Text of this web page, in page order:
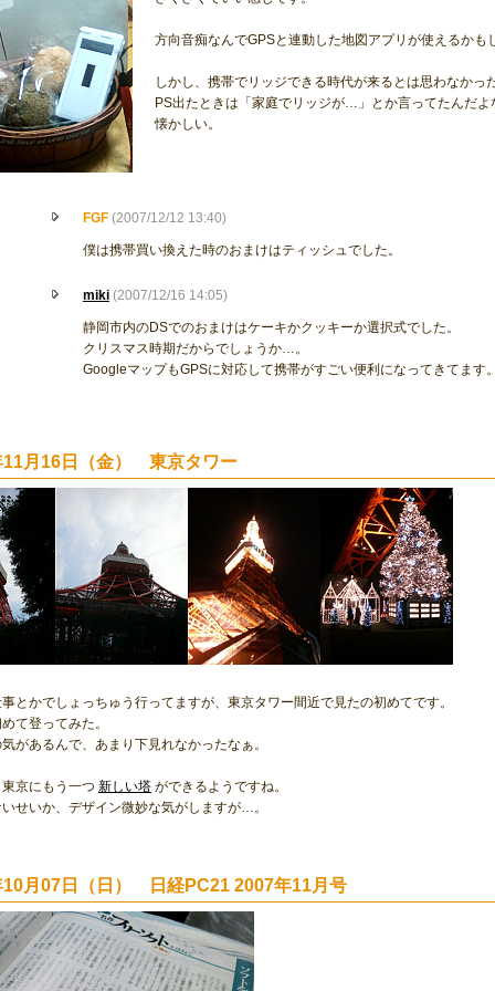
方向音痴なんでGPSと連動した地図アプリが使えるかも
しかし、携帯でリッジできる時代が来るとは思わなかっ
PS出たときは「家庭でリッジが…」とか言ってたんだよ
懐かしい。
FGF (2007/12/12 13:40)
僕は携帯買い換えた時のおまけはティッシュでした。
miki (2007/12/16 14:05)
静岡市内のDSでのおまけはケーキかクッキーか選択式でした。
クリスマス時期だからでしょうか…。
GoogleマップもGPSに対応して携帯がすごい便利になってきてます。
11月16日（金） 東京タワー
とかでしょっちゅう行ってますが、東京タワー間近で見たの初めてです。
て登ってみた。
があるんで、あまり下見れなかったなぁ。
京にもう一つ 新しい塔 ができるようですね。
せいか、デザイン微妙な気がしますが…。
10月07日（日） 日経PC21 2007年11月号